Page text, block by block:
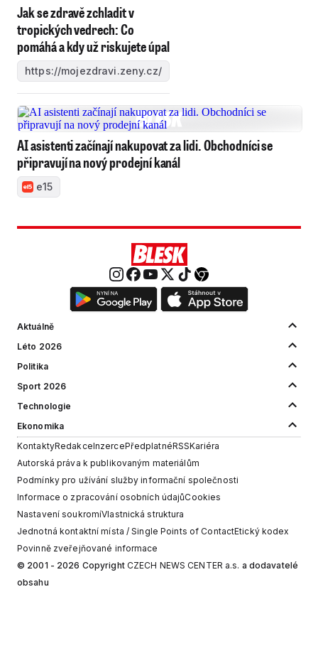
Jak se zdravě zchladit v
tropických vedrech: Co
pomáhá a kdy už riskujete úpal
https://mojezdravi.zeny.cz/
AI asistenti začínají nakupovat za lidi. Obchodníci se
připravují na nový prodejní kanál
e15
Aktuálně
Léto 2026
Politika
Sport 2026
Technologie
Ekonomika
KontaktyRedakceInzercePředplatnéRSSKariéra
Autorská práva k publikovaným materiálům
Podmínky pro užívání služby informační společnosti
Informace o zpracování osobních údajůCookies
Nastavení soukromíVlastnická struktura
Jednotná kontaktní místa / Single Points of ContactEtický kodex
Povinně zveřejňované informace
© 2001 - 2026 Copyright CZECH NEWS CENTER a.s. a dodavatelé
obsahu